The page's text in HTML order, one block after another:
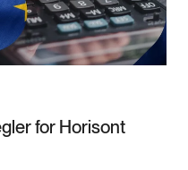
for Horisont